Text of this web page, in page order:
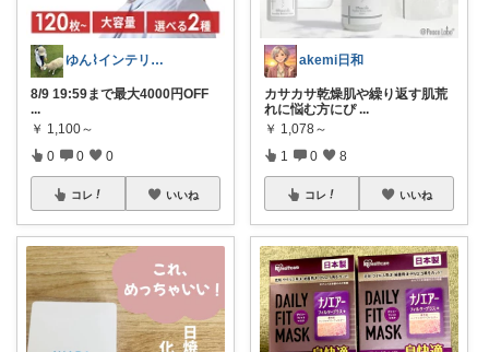
ゆん⌇インテリアと生活雑貨がメイン🧸
8/9 19:59まで最大4000円OFF
...
￥ 1,100～
0 0 0
コレ いいね
akemi日和
カサカサ乾燥肌や繰り返す肌荒
れに悩む方にぴ ...
￥ 1,078～
1 0 8
コレ いいね